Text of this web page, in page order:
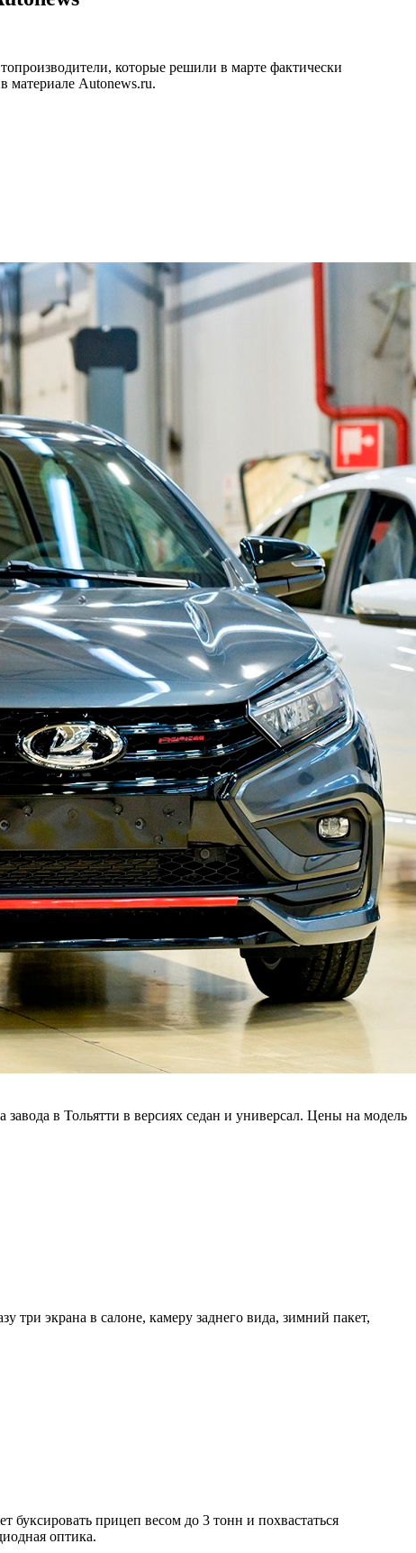
которые решили в марте фактически
материале Autonews.ru.
в Тольятти в версиях седан и универсал. Цены на модель
три экрана в салоне, камеру заднего вида, зимний пакет,
прицеп весом до 3 тонн и похвастаться
оптика.